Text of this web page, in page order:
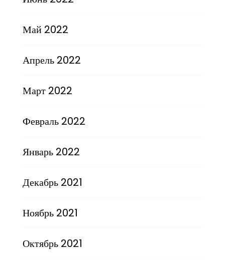
Май 2022
Апрель 2022
Март 2022
Февраль 2022
Январь 2022
Декабрь 2021
Ноябрь 2021
Октябрь 2021